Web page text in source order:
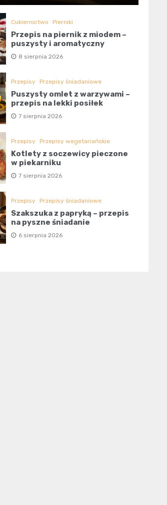
Cukiernictwo Pierniki
Przepis na piernik z miodem –
puszysty i aromatyczny
8 sierpnia 2026
Przepisy Przepisy śniadaniowe
Puszysty omlet z warzywami –
przepis na lekki posiłek
7 sierpnia 2026
Przepisy Przepisy wegetariańskie
Kotlety z soczewicy pieczone
w piekarniku
7 sierpnia 2026
Przepisy Przepisy śniadaniowe
Szakszuka z papryką – przepis
na pyszne śniadanie
6 sierpnia 2026